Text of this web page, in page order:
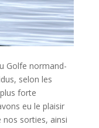
Golfe normand-
selon les
forte
eu le plaisir
nos sorties, ainsi